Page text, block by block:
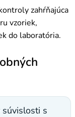
zahŕňajúca
vzoriek,
do laboratória.
súvislosti s